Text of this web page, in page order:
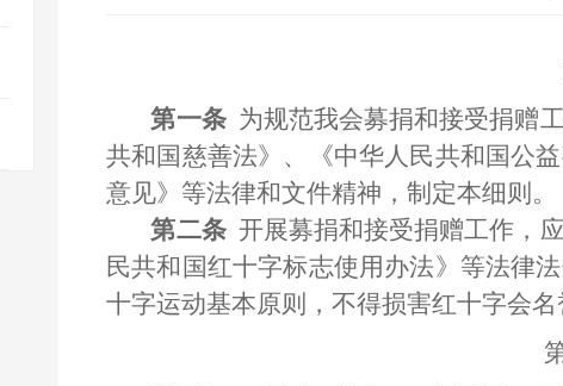
第一条 为规范我会募捐和接受捐赠
共和国慈善法》、《中华人民共和国公
意见》等法律和文件精神，制定本细则。
第二条 开展募捐和接受捐赠工作，
民共和国红十字标志使用办法》等法律
十字运动基本原则，不得损害红十字会